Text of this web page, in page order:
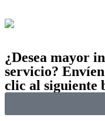
¿Desea mayor
servicio?
clic al siguiente